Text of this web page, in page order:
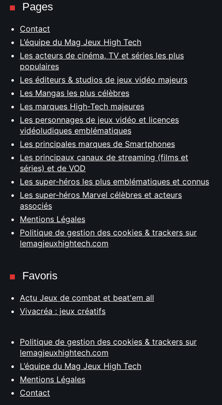
Pages
Contact
L’équipe du Mag Jeux High Tech
Les acteurs de cinéma, TV et séries les plus
populaires
Les éditeurs & studios de jeux vidéo majeurs
Les Mangas les plus célèbres
Les marques High-Tech majeures
Les personnages de jeux vidéo et licences
vidéoludiques emblématiques
Les principales marques de Smartphones
Les principaux canaux de streaming (films et
séries) et de VOD
Les super-héros les plus emblématiques et connus
Les super-héros Marvel célèbres et acteurs
associés
Mentions Légales
Politique de gestion des cookies & trackers sur
lemagjeuxhightech.com
Favoris
Actu Jeux de combat et beat'em all
Vivacréa : jeux créatifs
Politique de gestion des cookies & trackers sur
lemagjeuxhightech.com
L’équipe du Mag Jeux High Tech
Mentions Légales
Contact